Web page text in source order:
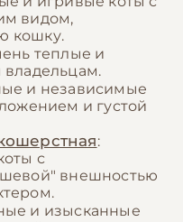
видом,
кошку.
теплые и
и независимые
и густой
:
с
внешностью
и изысканные